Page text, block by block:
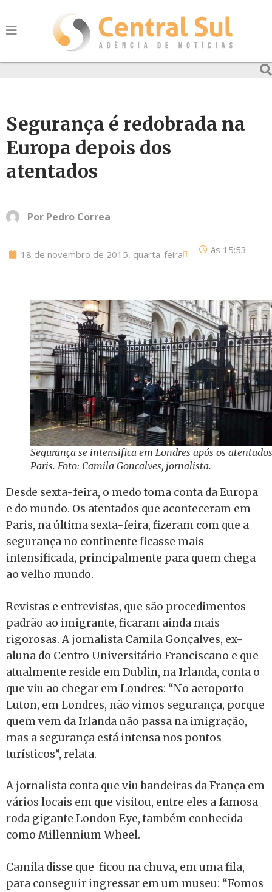
Segurança é redobrada na
Europa depois dos
atentados
Por Pedro Correa
18 de novembro de 2015, quarta-feira às 15:53
Segurança se intensifica em Londres após os
Paris. Foto: Camila Gonçalves, jornalista.
Desde sexta-feira, o medo toma conta da Europa
e do mundo. Os atentados que aconteceram em
Paris, na última sexta-feira, fizeram com que a
segurança no continente ficasse mais
intensificada, principalmente para quem chega
ao velho mundo.
Revistas e entrevistas, que são procedimentos
padrão ao imigrante, ficaram ainda mais
rigorosas. A jornalista Camila Gonçalves, ex-
aluna do Centro Universitário Franciscano e que
atualmente reside em Dublin, na Irlanda, conta o
que viu ao chegar em Londres: “No aeroporto
Luton, em Londres, não vimos segurança, porque
quem vem da Irlanda não passa na imigração,
mas a segurança está intensa nos pontos
turísticos”, relata.
A jornalista conta que viu bandeiras da França em
vários locais em que visitou, entre eles a famosa
roda gigante London Eye, também conhecida
como Millennium Wheel.
Camila disse que ficou na chuva, em uma fila,
para conseguir ingressar em um museu: “Fomos